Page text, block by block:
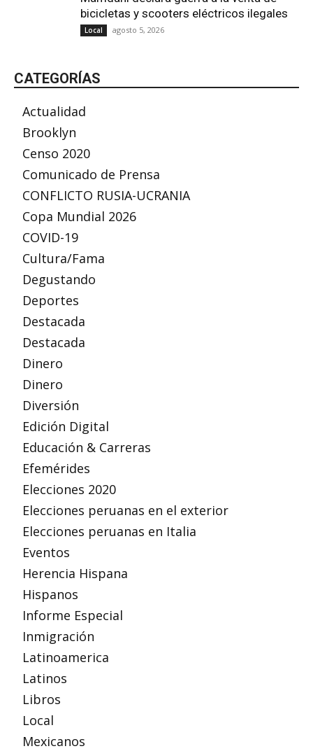
bicicletas y scooters eléctricos ilegales
Local agosto 5, 2026
CATEGORÍAS
Actualidad
Brooklyn
Censo 2020
Comunicado de Prensa
CONFLICTO RUSIA-UCRANIA
Copa Mundial 2026
COVID-19
Cultura/Fama
Degustando
Deportes
Destacada
Destacada
Dinero
Dinero
Diversión
Edición Digital
Educación & Carreras
Efemérides
Elecciones 2020
Elecciones peruanas en el exterior
Elecciones peruanas en Italia
Eventos
Herencia Hispana
Hispanos
Informe Especial
Inmigración
Latinoamerica
Latinos
Libros
Local
Mexicanos